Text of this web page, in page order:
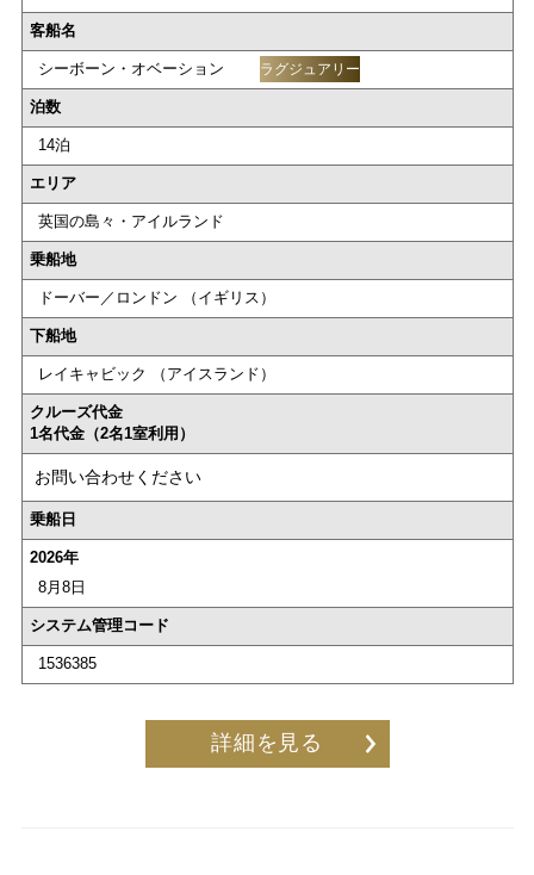
客船名
シーボーン・オベーション ラグジュアリー
泊数
14泊
エリア
英国の島々・アイルランド
乗船地
ドーバー／ロンドン （イギリス）
下船地
レイキャビック （アイスランド）
クルーズ代金
1名代金（2名1室利用）
お問い合わせください
乗船日
2026年
8月8日
システム管理コード
1536385
詳細を見る